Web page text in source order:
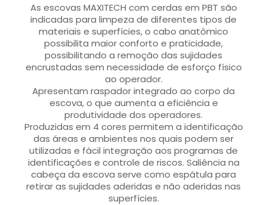
As escovas MAXITECH com cerdas em PBT são
indicadas para limpeza de diferentes tipos de
materiais e superfícies, o cabo anatômico
possibilita maior conforto e praticidade,
possibilitando a remoção das sujidades
encrustadas sem necessidade de esforço físico
ao operador.
Apresentam raspador integrado ao corpo da
escova, o que aumenta a eficiência e
produtividade dos operadores.
Produzidas em 4 cores permitem a identificação
das áreas e ambientes nos quais podem ser
utilizadas e fácil integração aos programas de
identificações e controle de riscos. Saliência na
cabeça da escova serve como espátula para
retirar as sujidades aderidas e não aderidas nas
superfícies.